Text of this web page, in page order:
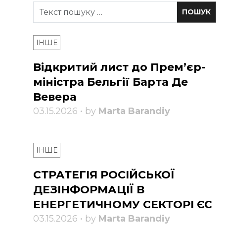
ІНШЕ
Відкритий лист до Прем’єр-
міністра Бельгії Барта Де
Вевера
03.15.2026 • by Marta Barandiy
ІНШЕ
СТРАТЕГІЯ РОСІЙСЬКОЇ
ДЕЗІНФОРМАЦІЇ В
ЕНЕРГЕТИЧНОМУ СЕКТОРІ ЄС
03.15.2026 • by Marta Barandiy